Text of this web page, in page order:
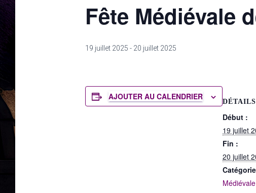
Fête Médiévale
19 juillet 2025 - 20 juillet 2025
AJOUTER AU CALENDRIER
DÉTAILS
Début :
19 juillet
Fin :
20 juillet
Médiévale